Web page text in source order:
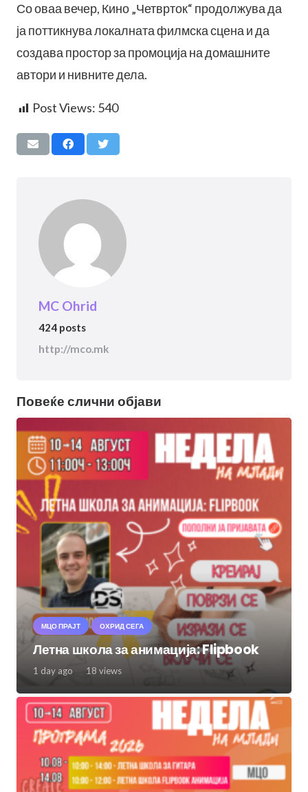
Со оваа вечер, Кино „Четврток“ продолжува да
ја поттикнува локалната филмска сцена и да
создава простор за промоција на домашните
автори и нивните дела.
Post Views: 540
MC Ohrid
424 posts
http://mco.mk
Повеќе слични објави
МЦО ПРАЈТ ОХРИД СЕГА
Летна школа за анимација: Flipbook
1 day ago 18 views